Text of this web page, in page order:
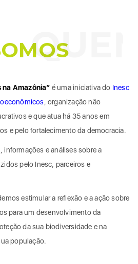
Amazônia” é uma iniciativa do Inesc
, organização não
e que atua há 35 anos em
e pelo fortalecimento da democracia.
informações e análises sobre a
pelo Inesc, parceiros e
estimular a reflexão e a ação sobre
para um desenvolvimento da
da sua biodiversidade e na
população.